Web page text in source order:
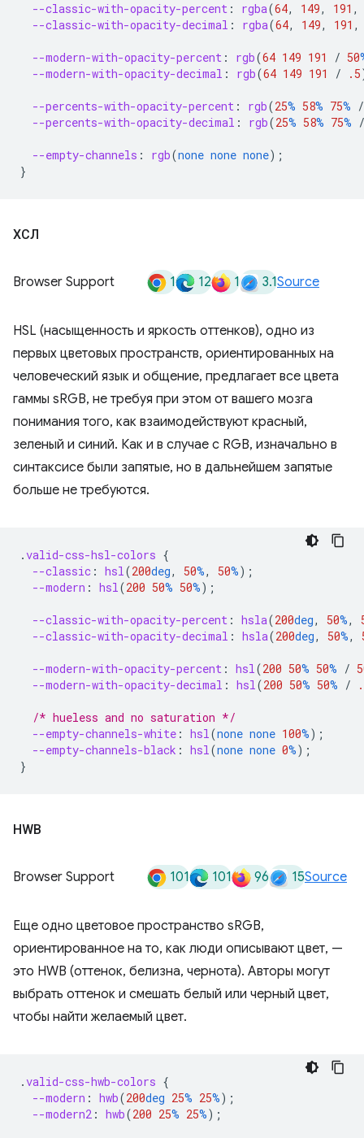
--classic-with-opacity-percent : rgba(64, 149, 191 ,
--classic-with-opacity-decimal : rgba(64, 149, 191 ,
--modern-with-opacity-percent : rgb(64 149 191 / 50
--modern-with-opacity-decimal : rgb(64 149 191 / .5
--percents-with-opacity-percent : rgb(25% 58% 75% /
--percents-with-opacity-decimal : rgb(25% 58% 75% /
--empty-channels : rgb(none none none);
}
ХСЛ
Browser Support 1 12 1 3.1Source
HSL (насыщенность и яркость оттенков), одно из
первых цветовых пространств, ориентированных на
человеческий язык и общение, предлагает все цвета
гаммы sRGB, не требуя при этом от вашего мозга
понимания того, как взаимодействуют красный,
зеленый и синий. Как и в случае с RGB, изначально в
синтаксисе были запятые, но в дальнейшем запятые
больше не требуются.
.valid-css-hsl-colors {
--classic : hsl(200deg, 50%, 50%);
--modern : hsl(200 50% 50%);
--classic-with-opacity-percent : hsla(200deg, 50%,
--classic-with-opacity-decimal : hsla(200deg, 50%,
--modern-with-opacity-percent : hsl(200 50% 50% /
--modern-with-opacity-decimal : hsl(200 50% 50% /
/* hueless and no saturation */
--empty-channels-white : hsl(none none 100%);
--empty-channels-black : hsl(none none 0%);
}
HWB
Browser Support 101 101 96 15Source
Еще одно цветовое пространство sRGB,
ориентированное на то, как люди описывают цвет, —
это HWB (оттенок, белизна, чернота). Авторы могут
выбрать оттенок и смешать белый или черный цвет,
чтобы найти желаемый цвет.
.valid-css-hwb-colors {
--modern : hwb(200deg 25% 25%);
--modern2 : hwb(200 25% 25%);